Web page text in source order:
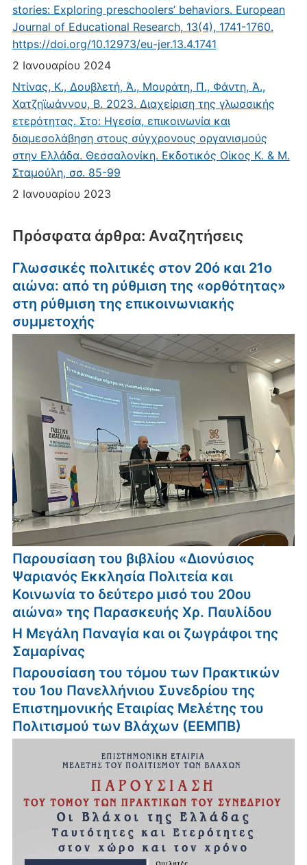
stories: Exploring preschoolers’ behaviors. European
Journal of Educational Research, 13(4), 1741-1760.
https://doi.org/10.12973/eu-jer.13.4.1741
2 Ιανουαρίου 2024
Ντίνας, Κ., Δουβλετή, Ά., Μουράτη, Π., Φάντη, Ά.,
Χατζηϊωάννου, Β. 2023. Διαχείριση της γλωσσικής
ετερότητας. Στο: Ηγεσία, επικοινωνία και
διαμεσολάβηση στους σύγχρονους οργανισμούς
στην Ελλάδα. Θεσσαλονίκη. Εκδοτικός Οίκος Κ. & Μ.
Σταμούλη, σσ. 85-99
2 Ιανουαρίου 2023
Πρόσφατα άρθρα: Αναζητήσεις
Γλωσσικές πολιτικές στον 20ό και 21ο
αιώνα: από τη ρύθμιση της «ορθότητας»
στη ρύθμιση της επικοινωνιακής
συμμετοχής
Παρουσίαση του βιβλίου «Διονύσιος
Ψαριανός Εκκλησία Πολιτεία και
Κοινωνία το δεύτερο μισό του 20ου
αιώνα» της Παρασκευής Χρ. Παυλίδου
Η Μεγάλη Παναγία και οι ζωγράφοι της
Σαμαρίνας
Παρουσίαση του τόμου των Πρακτικών
του 1ου Πανελλήνιου Συνεδρίου της
Επιστημονικής Εταιρίας Μελέτης του
Πολιτισμού των Βλάχων (ΕΕΜΠΒ)